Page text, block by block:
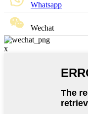
Whatsapp
Wechat
x